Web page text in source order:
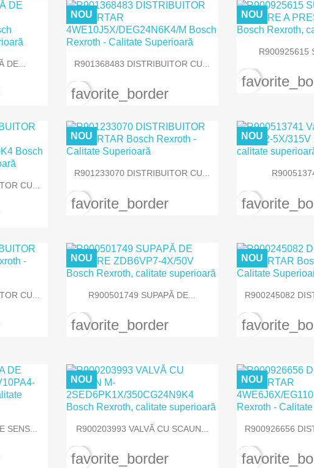
DE...  Vizualizare rapida
R901368483 DISTRIBUITOR CU...
NOU
favorite_border

R900925615
NOU
CU...
 Vizualizare rapida
R901233070 DISTRIBUITOR CU...
NOU
favorite_border

NOU
CU...  Vizualizare rapida
R900501749 SUPAPĂ DE...
NOU
favorite_border

R900245082
NOU
SENS...  Vizualizare rapida
R900203993 VALVĂ CU SCAUN...
NOU
favorite_border

R900926656
NOU